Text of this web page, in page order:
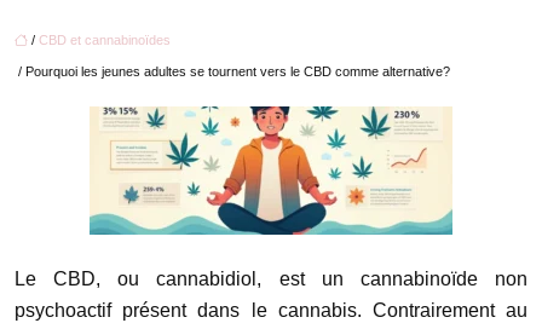
/ CBD et cannabinoïdes
/ Pourquoi les jeunes adultes se tournent vers le CBD comme alternative?
Le CBD, ou cannabidiol, est un cannabinoïde non
psychoactif présent dans le cannabis. Contrairement au